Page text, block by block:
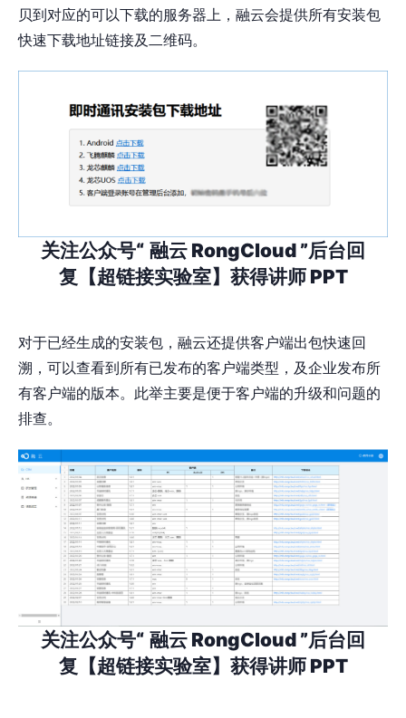
贝到对应的可以下载的服务器上，融云会提供所有安装包
快速下载地址链接及二维码。
关注公众号“ 融云 RongCloud ”后台回
复【超链接实验室】获得讲师 PPT
对于已经生成的安装包，融云还提供客户端出包快速回
溯，可以查看到所有已发布的客户端类型，及企业发布所
有客户端的版本。此举主要是便于客户端的升级和问题的
排查。
关注公众号“ 融云 RongCloud ”后台回
复【超链接实验室】获得讲师 PPT